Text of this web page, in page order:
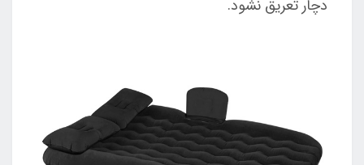
دچار تعریق نشود.